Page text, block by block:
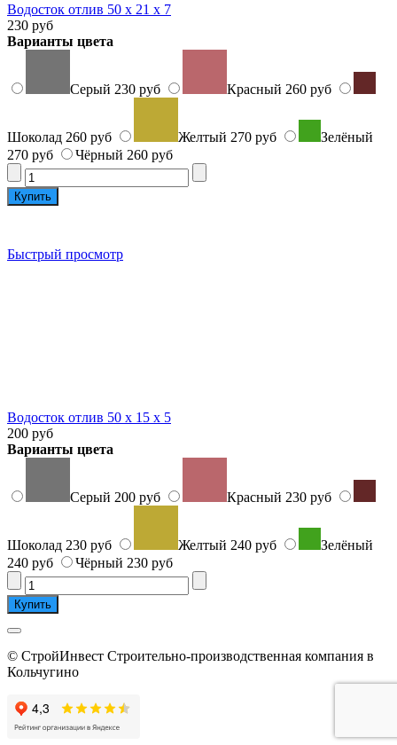
Водосток отлив 50 х 21 х 7
230 руб
Варианты цвета
Серый 230 руб Красный 260 руб
Шоколад 260 руб Желтый 270 руб
Зелёный
270 руб
Чёрный 260 руб
Быстрый просмотр
Водосток отлив 50 х 15 х 5
200 руб
Варианты цвета
Серый 200 руб Красный 230 руб
Шоколад 230 руб Желтый 240 руб
Зелёный
240 руб
Чёрный 230 руб
© СтройИнвест Строительно-производственная компания в
Кольчугино